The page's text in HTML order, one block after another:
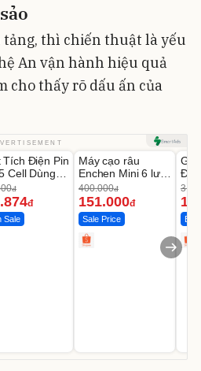
sảo
thì chiến thuật là yếu
An vận hành hiệu quả
cho thấy rõ dấu ấn của
Tích Điện Pin
Cell Dùng
4-8H
đ
đ
Sale
-62%
Máy cạo râu
Enchen Mini 6 lưỡi
dao kép mỏng
400.000đ
151.000đ
Sale Price
Đùi